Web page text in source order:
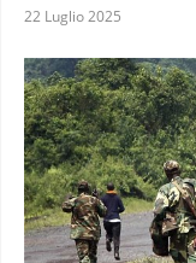
22 Luglio 2025